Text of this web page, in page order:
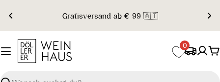
Inhalt
springen
Gratisversand ab € 99 🇦🇹
0